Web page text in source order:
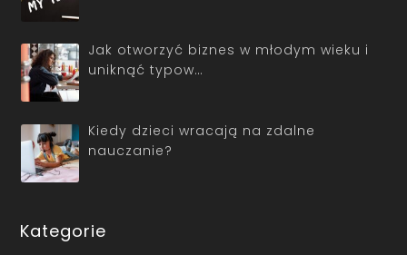
Jak otworzyć biznes w młodym wieku i
uniknąć typow…
Kiedy dzieci wracają na zdalne
nauczanie?
Kategorie